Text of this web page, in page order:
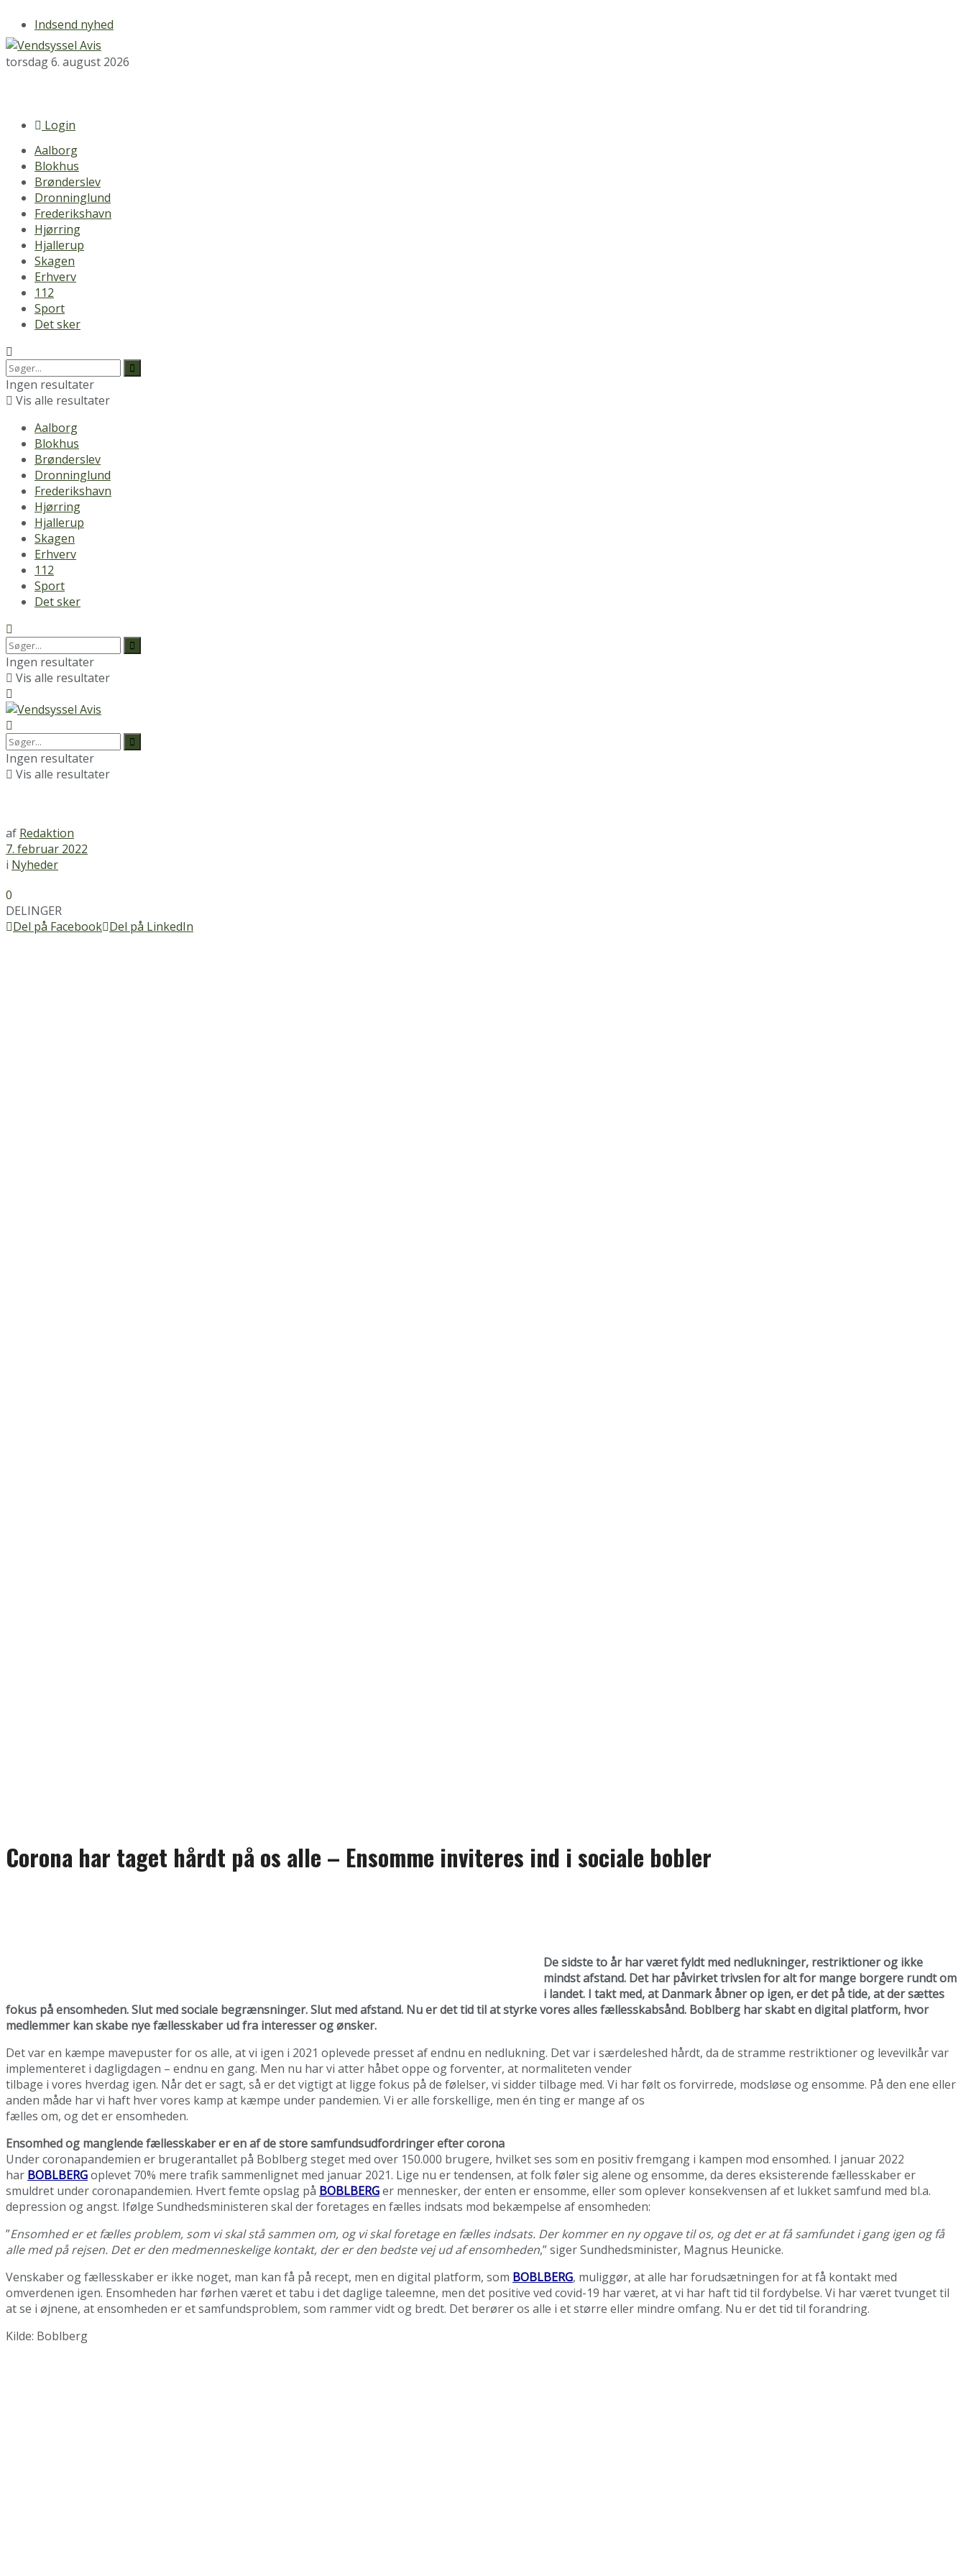
Indsend nyhed
torsdag 6. august 2026
Login
Aalborg
Blokhus
Brønderslev
Dronninglund
Frederikshavn
Hjørring
Hjallerup
Skagen
Erhverv
112
Sport
Det sker
Ingen resultater
Vis alle resultater
Aalborg
Blokhus
Brønderslev
Dronninglund
Frederikshavn
Hjørring
Hjallerup
Skagen
Erhverv
112
Sport
Det sker
Ingen resultater
Vis alle resultater
Ingen resultater
Vis alle resultater
af Redaktion
7. februar 2022
i Nyheder
0
DELINGER
Del på Facebook Del på LinkedIn
Corona har taget hårdt på os alle – Ensomme inviteres ind i sociale bobler
De sidste to år har været fyldt med nedlukninger, restriktioner og ikke
mindst afstand. Det har påvirket trivslen for alt for mange borgere rundt om
i landet. I takt med, at Danmark åbner op igen, er det på tide, at der sættes
fokus på ensomheden. Slut med sociale begrænsninger. Slut med afstand. Nu er det tid til at styrke vores alles fællesskabsånd. Boblberg har skabt en digital platform, hvor
medlemmer kan skabe nye fællesskaber ud fra interesser og ønsker.
Det var en kæmpe mavepuster for os alle, at vi igen i 2021 oplevede presset af endnu en nedlukning. Det var i særdeleshed hårdt, da de stramme restriktioner og levevilkår var
implementeret i dagligdagen – endnu en gang. Men nu har vi atter håbet oppe og forventer, at normaliteten vender
tilbage i vores hverdag igen. Når det er sagt, så er det vigtigt at ligge fokus på de følelser, vi sidder tilbage med. Vi har følt os forvirrede, modsløse og ensomme. På den ene eller
anden måde har vi haft hver vores kamp at kæmpe under pandemien. Vi er alle forskellige, men én ting er mange af os
fælles om, og det er ensomheden.
Ensomhed og manglende fællesskaber er en af de store samfundsudfordringer efter corona
Under coronapandemien er brugerantallet på Boblberg steget med over 150.000 brugere, hvilket ses som en positiv fremgang i kampen mod ensomhed. I januar 2022
har BOBLBERGoplevet 70% mere trafik sammenlignet med januar 2021. Lige nu er tendensen, at folk føler sig alene og ensomme, da deres eksisterende fællesskaber er
smuldret under coronapandemien. Hvert femte opslag på BOBLBERGer mennesker, der enten er ensomme, eller som oplever konsekvensen af et lukket samfund med bl.a.
depression og angst. Ifølge Sundhedsministeren skal der foretages en fælles indsats mod bekæmpelse af ensomheden:
”Ensomhed er et fælles problem, som vi skal stå sammen om, og vi skal foretage en fælles indsats. Der kommer en ny opgave til os, og det er at få samfundet i gang igen og få
alle med på rejsen. Det er den medmenneskelige kontakt, der er den bedste vej ud af ensomheden,” siger Sundhedsminister, Magnus Heunicke.
Venskaber og fællesskaber er ikke noget, man kan få på recept, men en digital platform, som BOBLBERG, muliggør, at alle har forudsætningen for at få kontakt med
omverdenen igen. Ensomheden har førhen været et tabu i det daglige taleemne, men det positive ved covid-19 har været, at vi har haft tid til fordybelse. Vi har været tvunget til
at se i øjnene, at ensomheden er et samfundsproblem, som rammer vidt og bredt. Det berører os alle i et større eller mindre omfang. Nu er det tid til forandring.
Kilde: Boblberg